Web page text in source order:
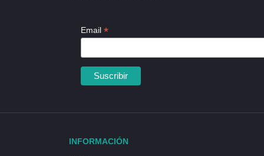
Email *
INFORMACIÓN